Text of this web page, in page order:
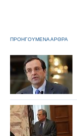
ΠΡΟΗΓΟΥΜΕΝΑ ΑΡΘΡΑ